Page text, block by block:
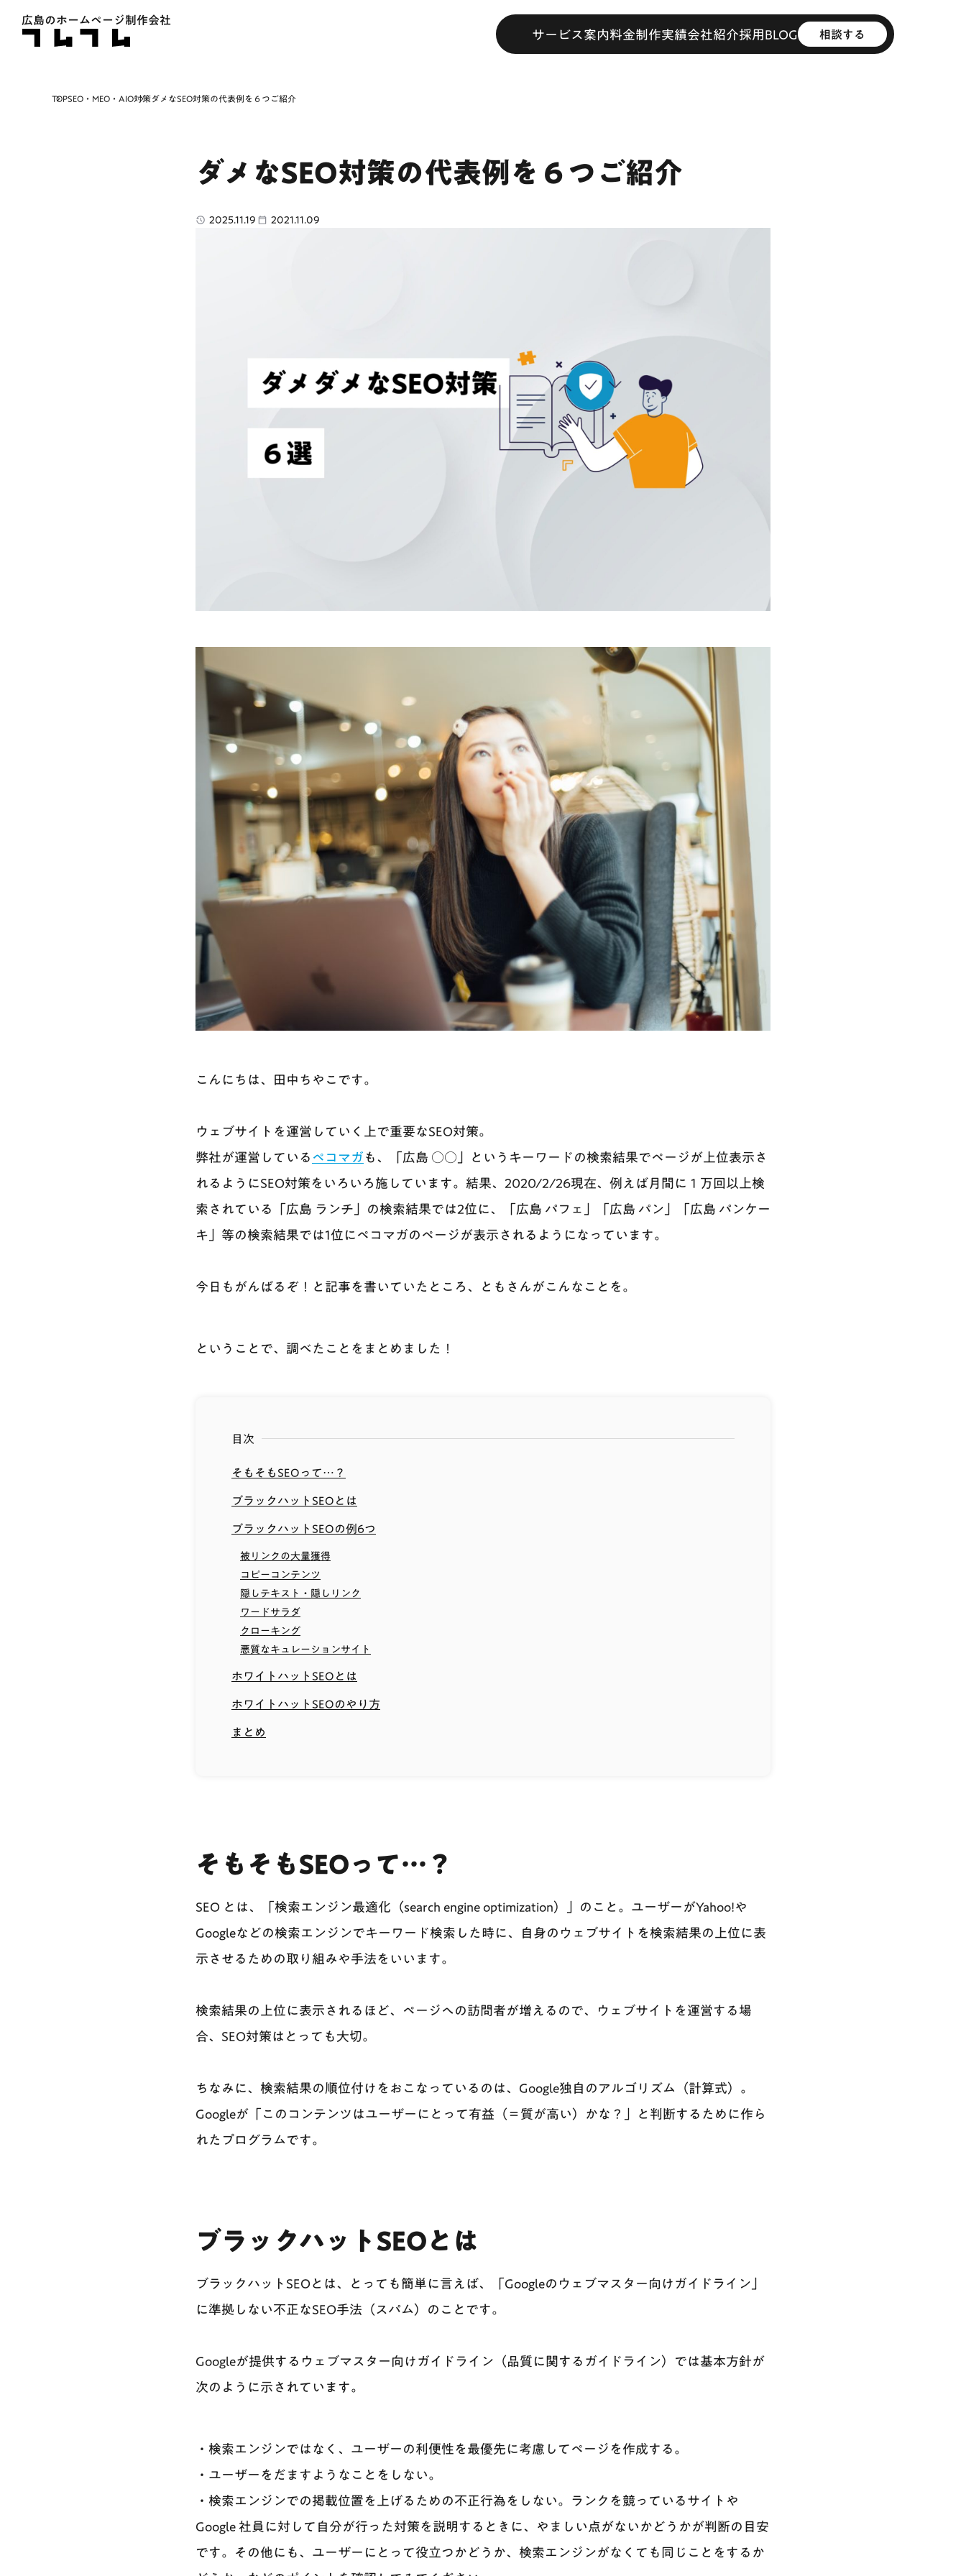
広島のホームページ制作会社
サービス案内料金制作実績会社紹介採用 BLOG 相談する
TOPSEO・MEO・AIO対策ダメなSEO対策の代表例を６つご紹介
ダメなSEO対策の代表例を６つご紹介
2025.11.19 2021.11.09
こんにちは、田中ちやこです。
ウェブサイトを運営していく上で重要なSEO対策。
弊社が運営している ペコマガ も、「広島 ○○」というキーワードの検索結果でページが上位表示さ
れるようにSEO対策をいろいろ施しています。結果、2020/2/26現在、例えば月間に１万回以上検
索されている「広島 ランチ」の検索結果では2位に、「広島 パフェ」「広島 パン」「広島 パンケー
キ」等の検索結果では1位にペコマガのページが表示されるようになっています。
今日もがんばるぞ！と記事を書いていたところ、ともさんがこんなことを。
ということで、調べたことをまとめました！
目次
そもそもSEOって…？
ブラックハットSEOとは
ブラックハットSEOの例6つ
被リンクの大量獲得
コピーコンテンツ
隠しテキスト・隠しリンク
ワードサラダ
クローキング
悪質なキュレーションサイト
ホワイトハットSEOとは
ホワイトハットSEOのやり方
まとめ
そもそもSEOって…？
SEO とは、「検索エンジン最適化（search engine optimization）」のこと。ユーザーがYahoo!や
Googleなどの検索エンジンでキーワード検索した時に、自身のウェブサイトを検索結果の上位に表
示させるための取り組みや手法をいいます。
検索結果の上位に表示されるほど、ページへの訪問者が増えるので、ウェブサイトを運営する場
合、SEO対策はとっても大切。
ちなみに、検索結果の順位付けをおこなっているのは、Google独自のアルゴリズム（計算式）。
Googleが「このコンテンツはユーザーにとって有益（＝質が高い）かな？」と判断するために作ら
れたプログラムです。
ブラックハットSEOとは
ブラックハットSEOとは、とっても簡単に言えば、「Googleのウェブマスター向けガイドライン」
に準拠しない不正なSEO手法（スパム）のことです。
Googleが提供するウェブマスター向けガイドライン（品質に関するガイドライン）では基本方針が
次のように示されています。
・検索エンジンではなく、ユーザーの利便性を最優先に考慮してページを作成する。
・ユーザーをだますようなことをしない。
・検索エンジンでの掲載位置を上げるための不正行為をしない。ランクを競っているサイトや
Google 社員に対して自分が行った対策を説明するときに、やましい点がないかどうかが判断の目安
です。その他にも、ユーザーにとって役立つかどうか、検索エンジンがなくても同じことをするか